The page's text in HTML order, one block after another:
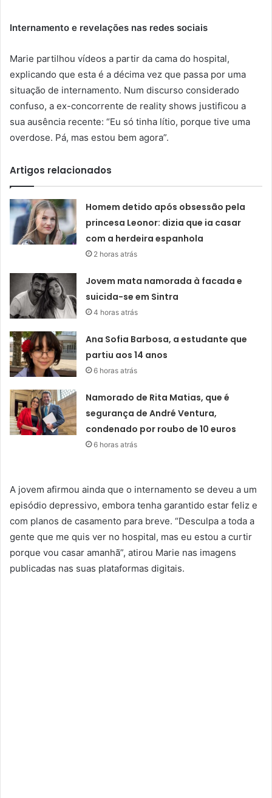
Internamento e revelações nas redes sociais
Marie partilhou vídeos a partir da cama do hospital,
explicando que esta é a décima vez que passa por uma
situação de internamento. Num discurso considerado
confuso, a ex-concorrente de reality shows justificou a
sua ausência recente: “Eu só tinha lítio, porque tive uma
overdose. Pá, mas estou bem agora”.
Artigos relacionados
Homem detido após obsessão pela
princesa Leonor: dizia que ia casar
com a herdeira espanhola
2 horas atrás
Jovem mata namorada à facada e
suicida-se em Sintra
4 horas atrás
Ana Sofia Barbosa, a estudante que
partiu aos 14 anos
6 horas atrás
Namorado de Rita Matias, que é
segurança de André Ventura,
condenado por roubo de 10 euros
6 horas atrás
A jovem afirmou ainda que o internamento se deveu a um
episódio depressivo, embora tenha garantido estar feliz e
com planos de casamento para breve. “Desculpa a toda a
gente que me quis ver no hospital, mas eu estou a curtir
porque vou casar amanhã”, atirou Marie nas imagens
publicadas nas suas plataformas digitais.